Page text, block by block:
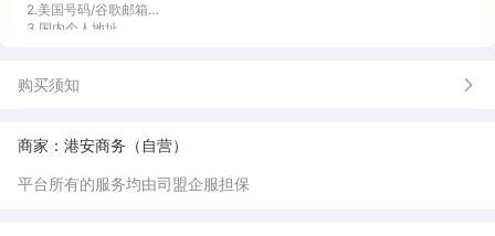
2.美国号码/谷歌邮箱
3.国内个人地址
6.真实开立账户用途
购买须知
商家：港安商务（自营）
平台所有的服务均由司盟企服担保